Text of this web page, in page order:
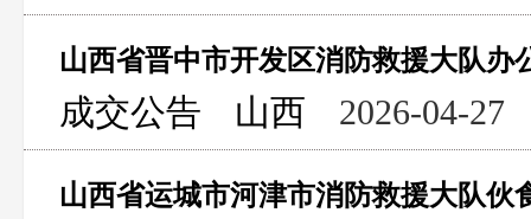
成交公告 山西 2026-04-27
山西省运城市河津市消防救援大队伙